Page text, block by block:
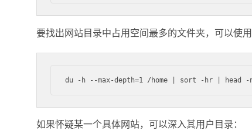
要找出网站目录中占用空间最多的文件夹，可以使用
如果怀疑某一个具体网站，可以深入其用户目录：